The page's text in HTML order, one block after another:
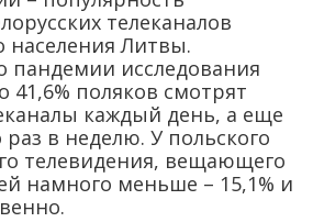
телеканалов
населения Литвы.
пандемии исследования
41,6% поляков смотрят
каждый день, а еще
раз в неделю. У польского
телевидения, вещающего
намного меньше – 15,1% и